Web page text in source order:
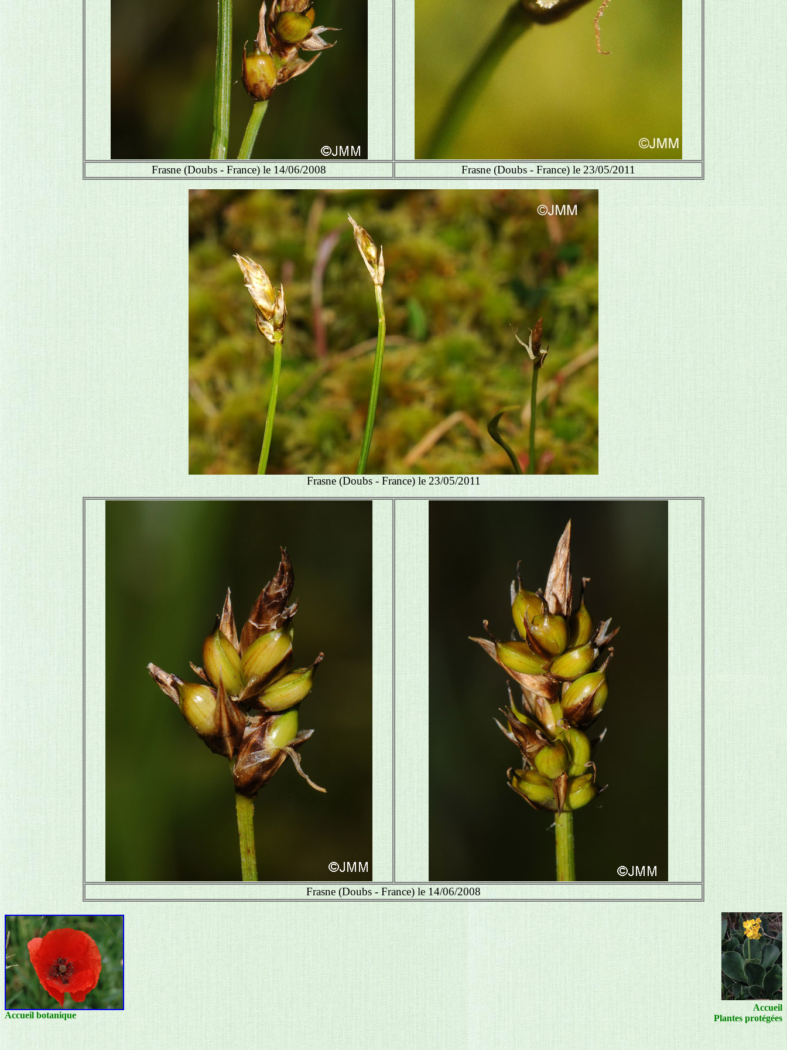
Frasne (Doubs - France) le 14/06/2008 Frasne (Doubs - France) le 23/05/2011
Frasne (Doubs - France) le 23/05/2011
Frasne (Doubs - France) le 14/06/2008
Accueil botanique
Accueil
Plantes protégées